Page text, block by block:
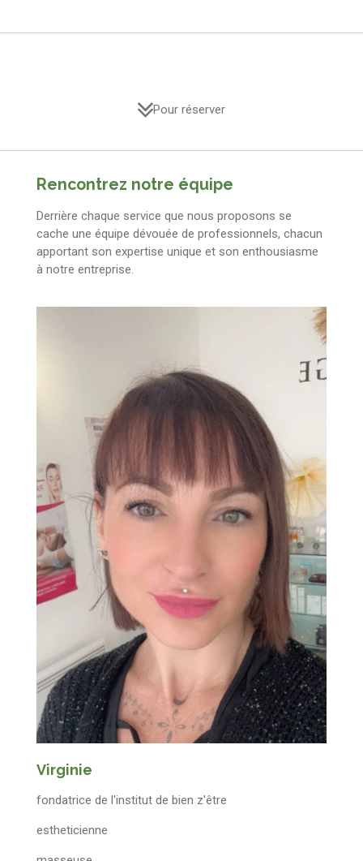
Pour réserver
Rencontrez notre équipe
Derrière chaque service que nous proposons se
cache une équipe dévouée de professionnels, chacun
apportant son expertise unique et son enthousiasme
à notre entreprise.
Virginie
fondatrice de l'institut de bien z'être
estheticienne